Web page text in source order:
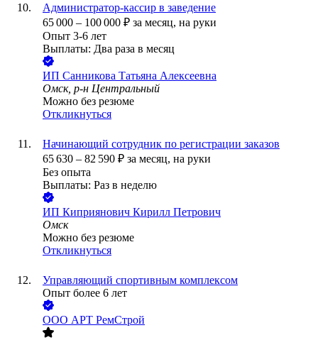
Администратор-кассир в заведение
65 000 – 100 000 ₽ за месяц, на руки
Опыт 3-6 лет
Выплаты: Два раза в месяц
ИП Санникова Татьяна Алексеевна
Омск, р-н Центральный
Можно без резюме
Откликнуться
Начинающий сотрудник по регистрации заказов
65 630 – 82 590 ₽ за месяц, на руки
Без опыта
Выплаты: Раз в неделю
ИП Киприянович Кирилл Петрович
Омск
Можно без резюме
Откликнуться
Управляющий спортивным комплексом
Опыт более 6 лет
ООО АРТ РемСтрой